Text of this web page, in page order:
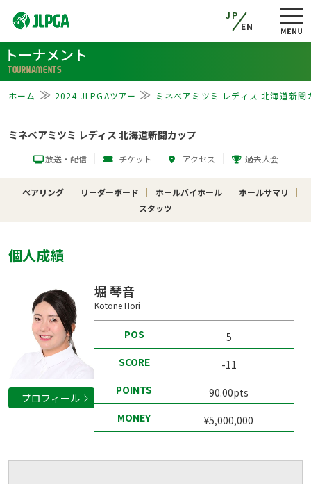
JP
EN
トーナメント
TOURNAMENTS
ホーム 2024 JLPGAツアー ミネベアミツミ レディス 北海道新聞
ミネベアミツミ レディス 北海道新聞カップ
放送・配信 チケット アクセス 過去大会
ペアリング リーダーボード ホールバイホール
ホールサマリ
スタッツ
個人成績
プロフィール
堀 琴音
Kotone Hori
POS
5
SCORE
-11
POINTS
90.00pts
MONEY
¥5,000,000